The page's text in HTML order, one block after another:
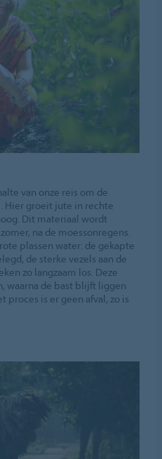
van onze reis om de
. Hier groeit jute in rechte
Dit materiaal wordt
na de moessonregens.
plassen water: de gekapte
de sterke vezels aan de
zo langzaam los. Deze
waarna de bast blijft liggen
proces is er geen afval, zo is